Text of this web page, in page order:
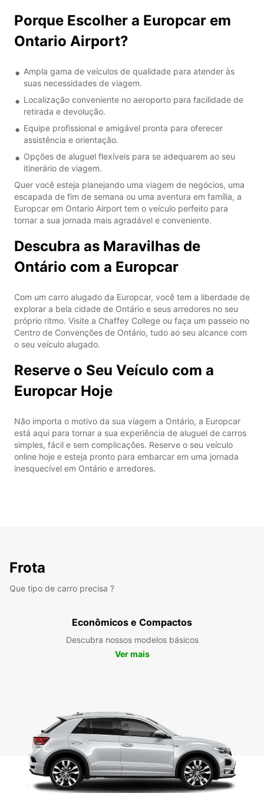
Porque Escolher a Europcar em
Ontario Airport?
Ampla gama de veículos de qualidade para atender às
suas necessidades de viagem.
Localização conveniente no aeroporto para facilidade de
retirada e devolução.
Equipe profissional e amigável pronta para oferecer
assistência e orientação.
Opções de aluguel flexíveis para se adequarem ao seu
itinerário de viagem.
Quer você esteja planejando uma viagem de negócios, uma
escapada de fim de semana ou uma aventura em família, a
Europcar em Ontario Airport tem o veículo perfeito para
tornar a sua jornada mais agradável e conveniente.
Descubra as Maravilhas de
Ontário com a Europcar
Com um carro alugado da Europcar, você tem a liberdade de
explorar a bela cidade de Ontário e seus arredores no seu
próprio ritmo. Visite a Chaffey College ou faça um passeio no
Centro de Convenções de Ontário, tudo ao seu alcance com
o seu veículo alugado.
Reserve o Seu Veículo com a
Europcar Hoje
Não importa o motivo da sua viagem a Ontário, a Europcar
está aqui para tornar a sua experiência de aluguel de carros
simples, fácil e sem complicações. Reserve o seu veículo
online hoje e esteja pronto para embarcar em uma jornada
inesquecível em Ontário e arredores.
Frota
Que tipo de carro precisa ?
Econômicos e Compactos
Descubra nossos modelos básicos
Ver mais